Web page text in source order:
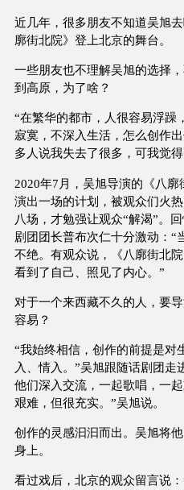
近几年，很多朋友不知道吴旭
廓街北院》登上北京的舞台。
一些朋友也不理解吴旭的选择
到高原，为了啥？
“在繁华的都市，人很容易浮躁
寂寞，不深入生活，怎么创作
多人说我失去了很多，可我觉
2020年7月，吴旭导演的《八
演出一场的计划，被观众们火
八场，才勉强让观众“解渴”。
剧团团长普布次仁十分激动：“
不绝。有观众说，《八廓街北
看到了自己、照见了内心。”
对于一个来西藏不久的人，要
容易？
“我始终相信，创作的前提是对
入、情入。”吴旭跟随话剧团
他们深入交流，一起歌唱，一
艰难，但很充实。”吴旭说。
创作的灵感汩汩而出。吴旭将
身上。
看过戏后，北京的观众留言说